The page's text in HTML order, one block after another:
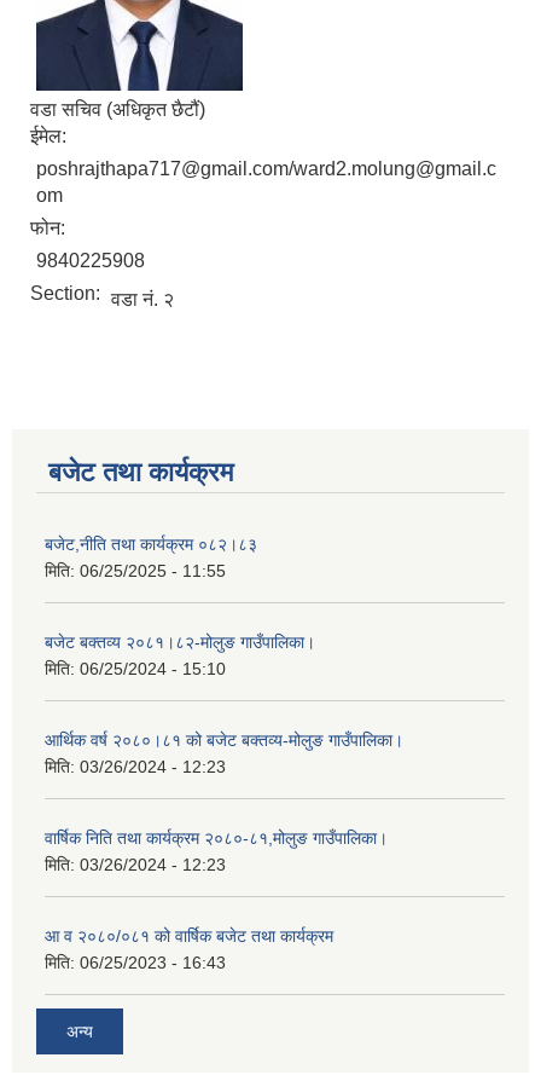
वडा सचिव (अधिकृत छैटौं)
ईमेल:
poshrajthapa717@gmail.com/ward2.molung@gmail.c
om
फोन:
9840225908
Section: वडा नं. २
बजेट तथा कार्यक्रम
बजेट,नीति तथा कार्यक्रम ०८२।८३
मिति: 06/25/2025 - 11:55
बजेट बक्तव्य २०८१।८२-मोलुङ गाउँपालिका।
मिति: 06/25/2024 - 15:10
आर्थिक वर्ष २०८०।८१ को बजेट बक्तव्य-मोलुङ गाउँपालिका।
मिति: 03/26/2024 - 12:23
वार्षिक निति तथा कार्यक्रम २०८०-८१,मोलुङ गाउँपालिका।
मिति: 03/26/2024 - 12:23
आ व २०८०/०८१ को वार्षिक बजेट तथा कार्यक्रम
मिति: 06/25/2023 - 16:43
अन्य